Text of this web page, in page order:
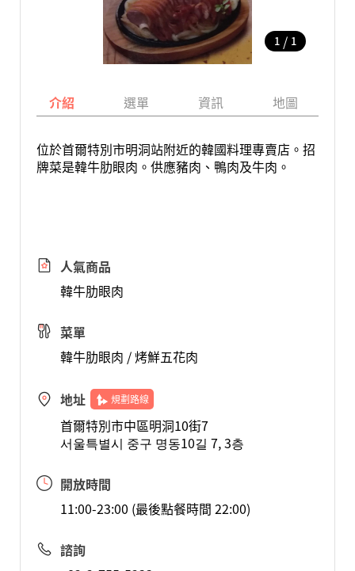
1 / 1
介紹 選單 資訊 地圖
位於首爾特別市明洞站附近的韓國料理專賣店。招
牌菜是韓牛肋眼肉。供應豬肉、鴨肉及牛肉。
人氣商品
韓牛肋眼肉
菜單
韓牛肋眼肉 / 烤鮮五花肉
地址 規劃路線
首爾特別市中區明洞10街7
서울특별시 중구 명동10길 7, 3층
開放時間
11:00-23:00 (最後點餐時間 22:00)
諮詢